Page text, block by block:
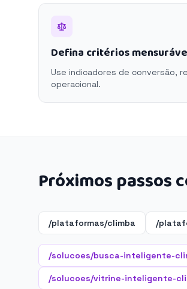
Defina critérios
Use indicadores de conversão,
operacional.
Próximos passos
/plataformas/climba /
/solucoes/busca-inteligente-
/solucoes/vitrine-inteligente-